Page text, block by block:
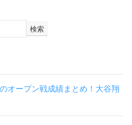
検索
オープン戦成績まとめ！大谷翔